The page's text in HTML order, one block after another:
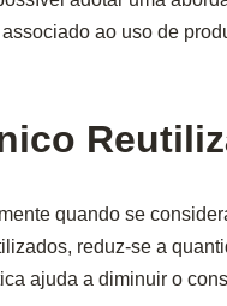
ao uso de
quando se
reduz-se a
ajuda a diminuir o